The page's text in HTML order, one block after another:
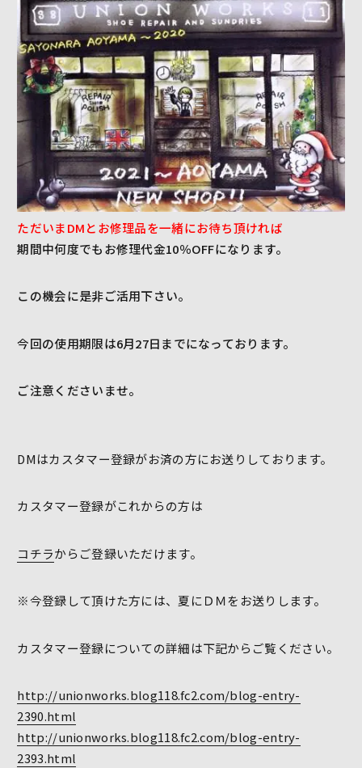
ただいまDMとお修理品を一緒にお待ち頂ければ
期間中何度でもお修理代金10％OFFになります。
この機会に是非ご活用下さい。
今回の使用期限は6月27日までになっております。
ご注意くださいませ。
DMはカスタマー登録がお済の方にお送りしております。
カスタマー登録がこれからの方は
コチラからご登録いただけます。
※今登録して頂けた方には、夏にＤＭをお送りします。
カスタマー登録についての詳細は下記からご覧ください。
http://unionworks.blog118.fc2.com/blog-entry-
2390.html
http://unionworks.blog118.fc2.com/blog-entry-
2393.html